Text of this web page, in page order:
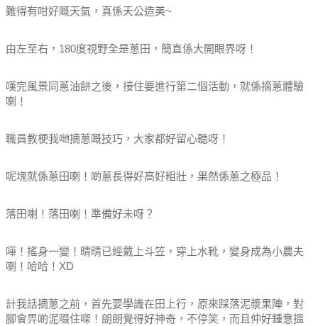
難得有咁好嘅天氣，真係天公造美~
由左至右，180度視野全是蔥田，簡直係大開眼界呀！
嘆完風景同蔥油餅之後，接住要進行第二個活動，就係摘蔥體驗
喇！
職員教梗我哋摘蔥嘅技巧，大家都好留心聽呀！
呢塊就係蔥田喇！啲蔥長得好高好粗壯，果然係蔥之極品！
落田喇！落田喇！準備好未呀？
嘩！搖身一變！晴晴已經戴上斗笠，穿上水靴，變身成為小農夫
喇！哈哈！XD
計我話摘蔥之前，首先要學識在田上行，原來踩落泥漿果陣，對
腳會畀啲泥啜住㗎！朗朗覺得好神奇，不停笑，而且仲好鍾意搵